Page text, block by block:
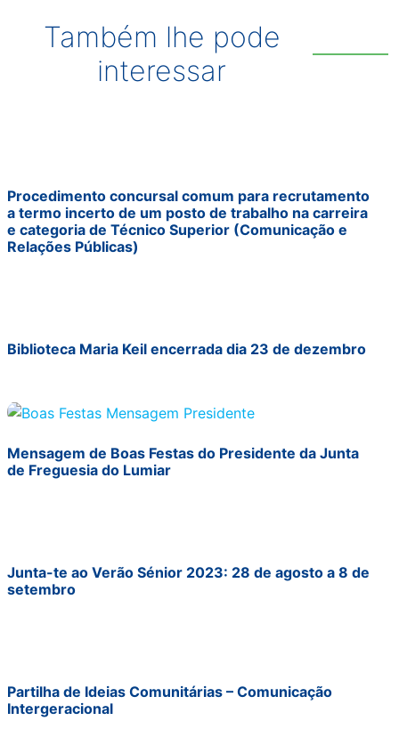
Também lhe pode
interessar
Procedimento concursal comum para recrutamento
a termo incerto de um posto de trabalho na carreira
e categoria de Técnico Superior (Comunicação e
Relações Públicas)
Biblioteca Maria Keil encerrada dia 23 de dezembro
Mensagem de Boas Festas do Presidente da Junta
de Freguesia do Lumiar
Junta-te ao Verão Sénior 2023: 28 de agosto a 8 de
setembro
Partilha de Ideias Comunitárias – Comunicação
Intergeracional